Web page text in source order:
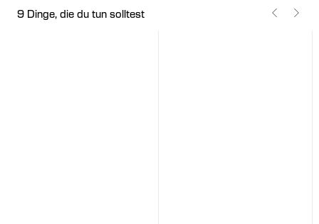
9 Dinge, die du tun solltest